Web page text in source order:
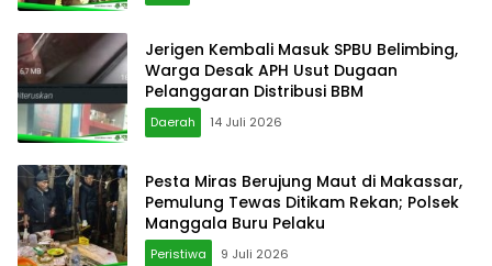
Jerigen Kembali Masuk SPBU Belimbing,
Warga Desak APH Usut Dugaan
Pelanggaran Distribusi BBM
Daerah 14 Juli 2026
Pesta Miras Berujung Maut di Makassar,
Pemulung Tewas Ditikam Rekan; Polsek
Manggala Buru Pelaku
Peristiwa 9 Juli 2026